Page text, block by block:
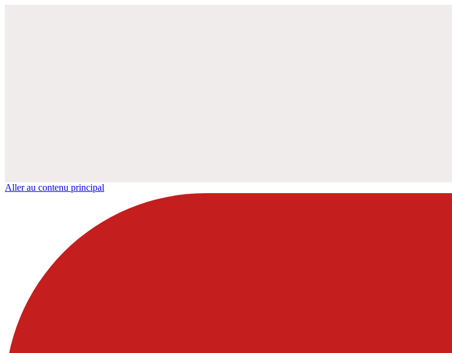
Aller au contenu principal